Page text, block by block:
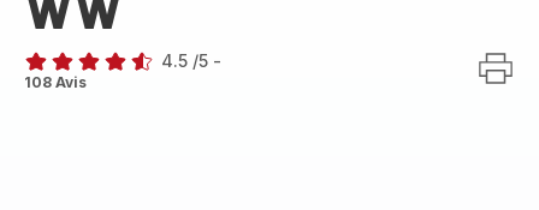
ratings.4.5
4.5 /5 -
108 Avis